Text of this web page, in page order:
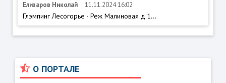
Елизаров Николай 11.11.2024 16:02
Глэмпинг Лесогорье - Реж Малиновая д.1...
О ПОРТАЛЕ